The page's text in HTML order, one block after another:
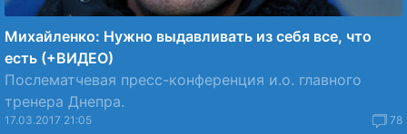
Михайленко: Нужно выдавливать из себя все, что
есть (+ВИДЕО)
Послематчевая пресс-конференция и.о. главного
тренера Днепра.
17.03.2017 21:05 78